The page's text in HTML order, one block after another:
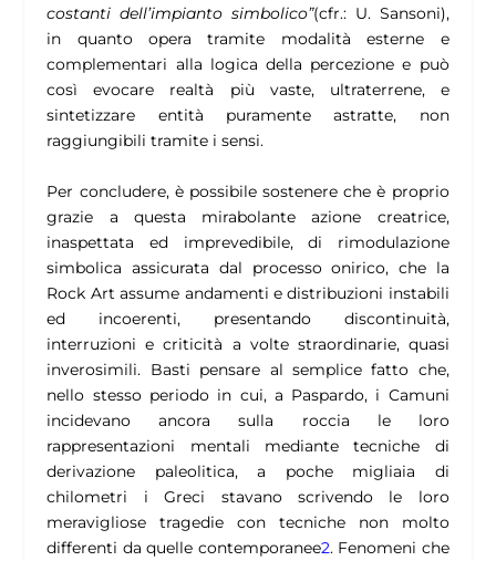
costanti dell’impianto simbolico”(cfr.: U. Sansoni),
in quanto opera tramite modalità esterne e
complementari alla logica della percezione e può
così evocare realtà più vaste, ultraterrene, e
sintetizzare entità puramente astratte, non
raggiungibili tramite i sensi.
Per concludere, è possibile sostenere che è proprio
grazie a questa mirabolante azione creatrice,
inaspettata ed imprevedibile, di rimodulazione
simbolica assicurata dal processo onirico, che la
Rock Art assume andamenti e distribuzioni instabili
ed incoerenti, presentando discontinuità,
interruzioni e criticità a volte straordinarie, quasi
inverosimili. Basti pensare al semplice fatto che,
nello stesso periodo in cui, a Paspardo, i Camuni
incidevano ancora sulla roccia le loro
rappresentazioni mentali mediante tecniche di
derivazione paleolitica, a poche migliaia di
chilometri i Greci stavano scrivendo le loro
meravigliose tragedie con tecniche non molto
differenti da quelle contemporanee2. Fenomeni che